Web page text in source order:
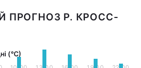
ПРОГНОЗ Р. КРОСС-
(°С)